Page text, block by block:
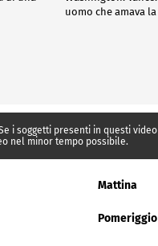
uomo che amava
i soggetti presenti in questi
nel minor tempo possibile.
Mattina
Pomeriggio